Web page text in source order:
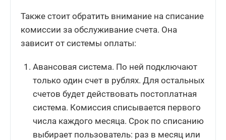
Также стоит обратить внимание на списание
комиссии за обслуживание счета. Она
зависит от системы оплаты:
Авансовая система. По ней подключают
только один счет в рублях. Для остальных
счетов будет действовать постоплатная
система. Комиссия списывается первого
числа каждого месяца. Срок по списанию
выбирает пользователь: раз в месяц или